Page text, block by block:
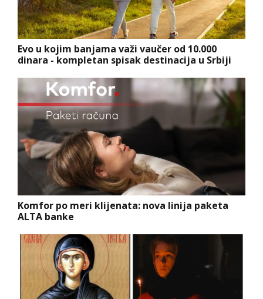
Evo u kojim banjama važi vaučer od 10.000
dinara - kompletan spisak destinacija u Srbiji
Komfor po meri klijenata: nova linija paketa
ALTA banke